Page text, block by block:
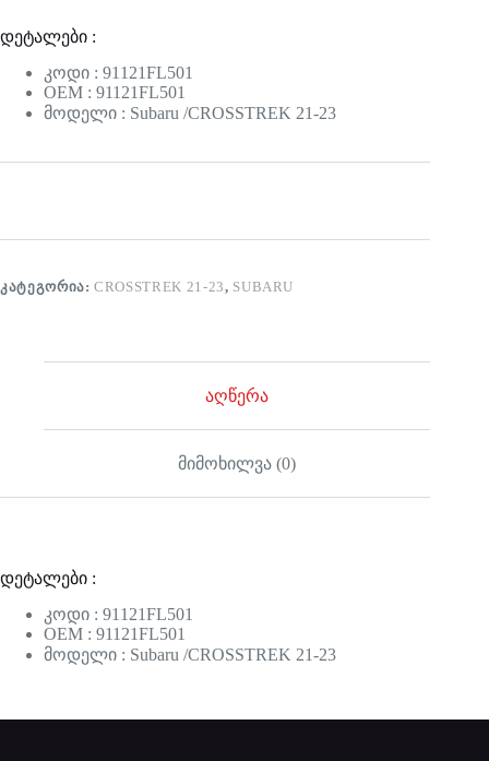
დეტალები :
კოდი : 91121FL501
OEM : 91121FL501
მოდელი : Subaru /CROSSTREK 21-23
ᲙᲐᲢᲔᲒᲝᲠᲘᲐ:CROSSTREK 21-23, SUBARU
აღწერა
მიმოხილვა (0)
დეტალები :
კოდი : 91121FL501
OEM : 91121FL501
მოდელი : Subaru /CROSSTREK 21-23